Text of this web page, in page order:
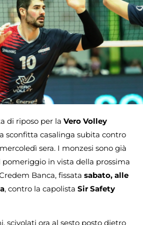
di riposo per la Vero Volley
sconfitta casalinga subita contro
sera. I monzesi sono già
in vista della prossima
Banca, fissata sabato, alle
, contro la capolista Sir Safety
scivolati ora al sesto posto dietro